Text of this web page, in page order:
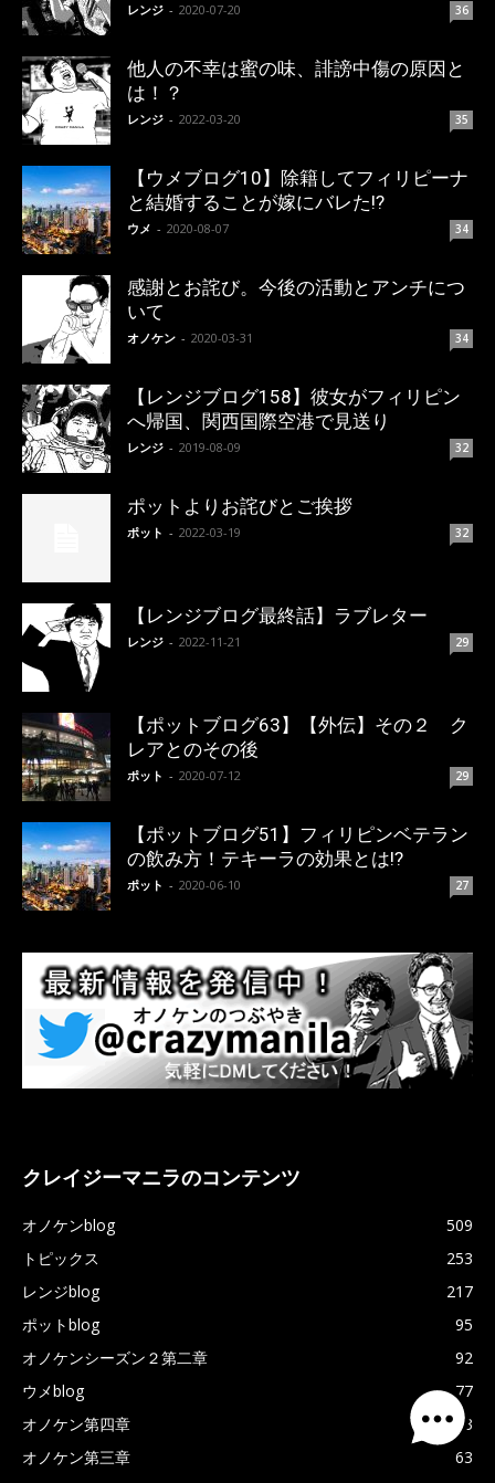
レンジ - 2020-07-20 36
他人の不幸は蜜の味、誹謗中傷の原因と
は！？
レンジ - 2022-03-20 35
【ウメブログ10】除籍してフィリピーナ
と結婚することが嫁にバレた!?
ウメ - 2020-08-07 34
感謝とお詫び。今後の活動とアンチにつ
いて
オノケン - 2020-03-31 34
【レンジブログ158】彼女がフィリピン
へ帰国、関西国際空港で見送り
レンジ - 2019-08-09 32
ポットよりお詫びとご挨拶
ポット - 2022-03-19 32
【レンジブログ最終話】ラブレター
レンジ - 2022-11-21 29
【ポットブログ63】【外伝】その２ ク
レアとのその後
ポット - 2020-07-12 29
【ポットブログ51】フィリピンベテラン
の飲み方！テキーラの効果とは!?
ポット - 2020-06-10 27
クレイジーマニラのコンテンツ
オノケンblog
509
トピックス
253
レンジblog
217
ポットblog
95
オノケンシーズン２第二章
92
ウメblog
77
オノケン第四章
73
オノケン第三章
63